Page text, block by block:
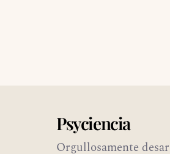
Psyciencia
Orgullosamente